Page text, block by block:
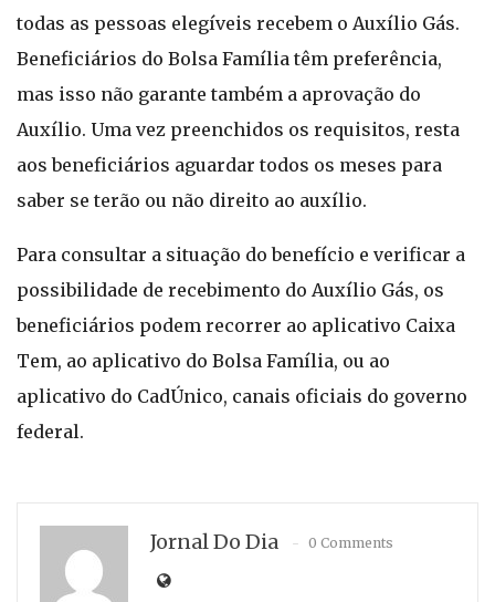
todas as pessoas elegíveis recebem o Auxílio Gás.
Beneficiários do Bolsa Família têm preferência,
mas isso não garante também a aprovação do
Auxílio. Uma vez preenchidos os requisitos, resta
aos beneficiários aguardar todos os meses para
saber se terão ou não direito ao auxílio.
Para consultar a situação do benefício e verificar a
possibilidade de recebimento do Auxílio Gás, os
beneficiários podem recorrer ao aplicativo Caixa
Tem, ao aplicativo do Bolsa Família, ou ao
aplicativo do CadÚnico, canais oficiais do governo
federal.
Jornal Do Dia 0 Comments